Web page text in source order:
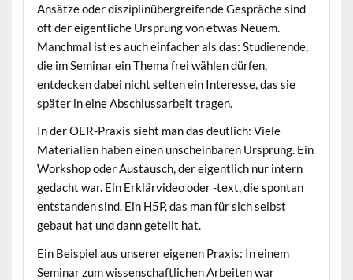
Ansätze oder disziplinübergreifende Gespräche sind
oft der eigentliche Ursprung von etwas Neuem.
Manchmal ist es auch einfacher als das: Studierende,
die im Seminar ein Thema frei wählen dürfen,
entdecken dabei nicht selten ein Interesse, das sie
später in eine Abschlussarbeit tragen.
In der OER-Praxis sieht man das deutlich: Viele
Materialien haben einen unscheinbaren Ursprung. Ein
Workshop oder Austausch, der eigentlich nur intern
gedacht war. Ein Erklärvideo oder -text, die spontan
entstanden sind. Ein H5P, das man für sich selbst
gebaut hat und dann geteilt hat.
Ein Beispiel aus unserer eigenen Praxis: In einem
Seminar zum wissenschaftlichen Arbeiten war